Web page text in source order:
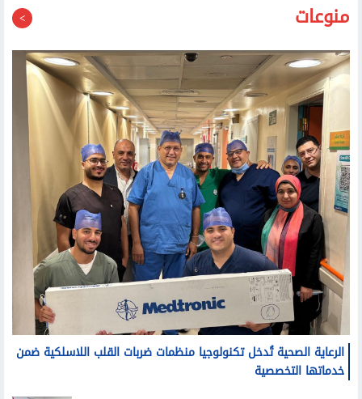
وتصرف لهن مكافأة مالية
منوعات